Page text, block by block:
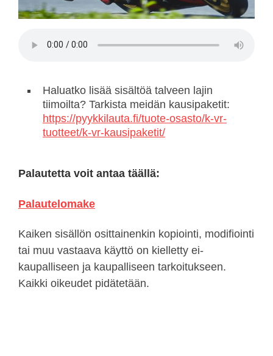
Haluatko lisää sisältöä talveen lajin
tiimoilta? Tarkista meidän kausipaketit:
https://pyykkilauta.fi/tuote-osasto/k-vr-
tuotteet/k-vr-kausipaketit/
Palautetta voit antaa täällä:
Palautelomake
Kaiken sisällön osittainenkin kopiointi, modifiointi
tai muu vastaava käyttö on kielletty ei-
kaupalliseen ja kaupalliseen tarkoitukseen.
Kaikki oikeudet pidätetään.